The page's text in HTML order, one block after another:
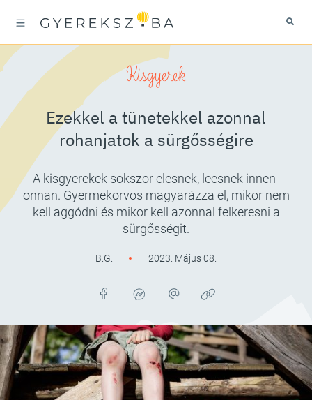
Kisgyerek
Ezekkel a tünetekkel azonnal
rohanjatok a sürgősségire
A kisgyerekek sokszor elesnek, leesnek innen-
onnan. Gyermekorvos magyarázza el, mikor nem
kell aggódni és mikor kell azonnal felkeresni a
sürgősségit.
B.G. 2023. Május 08.